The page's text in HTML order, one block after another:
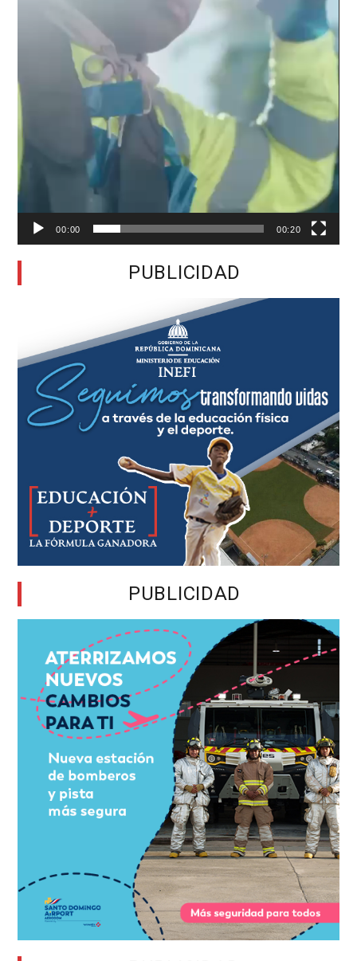
00:00 00:20
PUBLICIDAD
PUBLICIDAD